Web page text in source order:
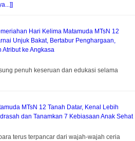
Hari Kelima Matamuda MTsN 12
Unjuk Bakat, Bertabur Penghargaan,
ke Angkasa
penuh keseruan dan edukasi selama
MTsN 12 Tanah Datar, Kenal Lebih
dan Tanamkan 7 Kebiasaan Anak Sehat
terus terpancar dari wajah-wajah ceria